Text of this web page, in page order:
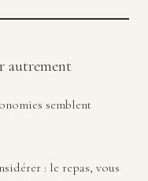
autrement
semblent
: le repas, vous